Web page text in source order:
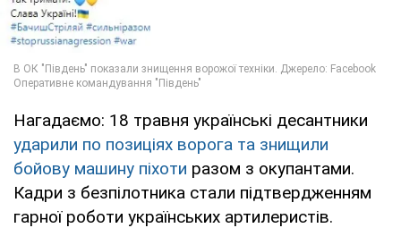
Нагадаємо: 18 травня українські десантники
ударили по позиціях ворога та знищили
бойову машину піхоти разом з окупантами.
Кадри з безпілотника стали підтвердженням
гарної роботи українських артилеристів.